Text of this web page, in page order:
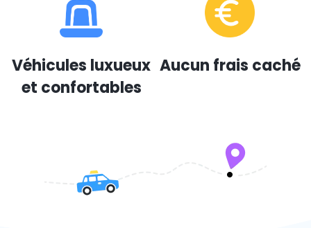
Véhicules luxueux
et confortables
Aucun frais caché